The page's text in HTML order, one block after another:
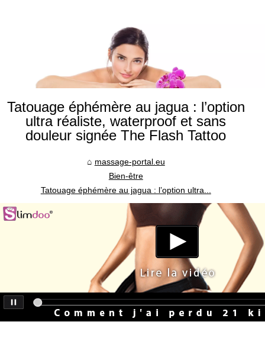
Tatouage éphémère au jagua : l’option
ultra réaliste, waterproof et sans
douleur signée The Flash Tattoo
massage-portal.eu
Bien-être
Tatouage éphémère au jagua : l’option ultra...